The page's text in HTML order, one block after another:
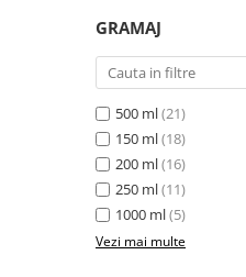
GRAMAJ
500 ml(21)
150 ml(18)
200 ml(16)
250 ml(11)
1000 ml(5)
Vezi mai multe